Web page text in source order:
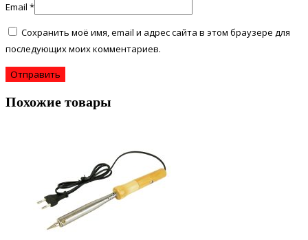
Email *
Сохранить моё имя, email и адрес сайта в этом браузере для
последующих моих комментариев.
Похожие товары